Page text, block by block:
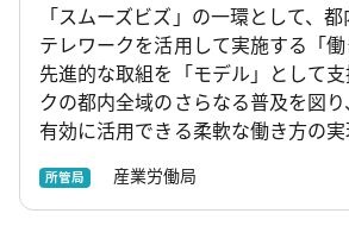
「スムーズビズ」の一環として、
テレワークを活用して実施する「
先進的な取組を「モデル」として
クの都内全域のさらなる普及を図
有効に活用できる柔軟な働き方の
所管局 産業労働局